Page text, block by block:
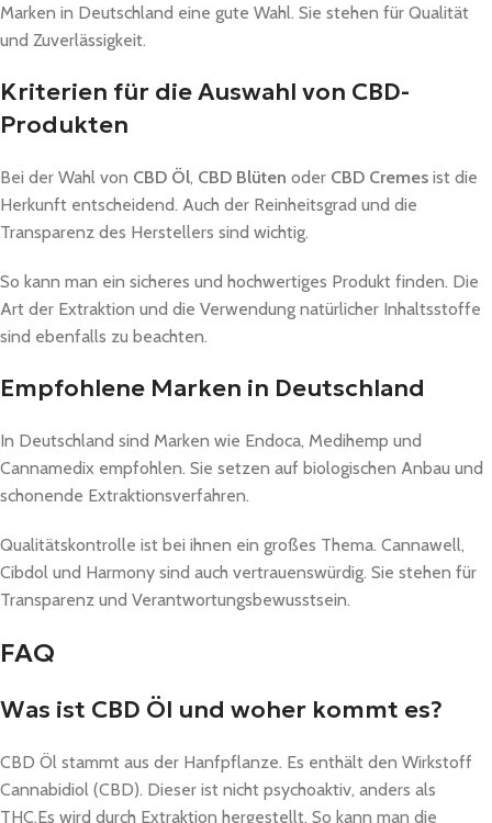
Marken in Deutschland eine gute Wahl. Sie stehen für Qualität
und Zuverlässigkeit.
Kriterien für die Auswahl von CBD-
Produkten
Bei der Wahl von CBD Öl, CBD Blüten oder CBD Cremes ist die
Herkunft entscheidend. Auch der Reinheitsgrad und die
Transparenz des Herstellers sind wichtig.
So kann man ein sicheres und hochwertiges Produkt finden. Die
Art der Extraktion und die Verwendung natürlicher Inhaltsstoffe
sind ebenfalls zu beachten.
Empfohlene Marken in Deutschland
In Deutschland sind Marken wie Endoca, Medihemp und
Cannamedix empfohlen. Sie setzen auf biologischen Anbau und
schonende Extraktionsverfahren.
Qualitätskontrolle ist bei ihnen ein großes Thema. Cannawell,
Cibdol und Harmony sind auch vertrauenswürdig. Sie stehen für
Transparenz und Verantwortungsbewusstsein.
FAQ
Was ist CBD Öl und woher kommt es?
CBD Öl stammt aus der Hanfpflanze. Es enthält den Wirkstoff
Cannabidiol (CBD). Dieser ist nicht psychoaktiv, anders als
THC.Es wird durch Extraktion hergestellt. So kann man die